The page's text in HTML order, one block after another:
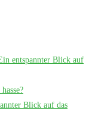
entspannter Blick auf
Blick auf das